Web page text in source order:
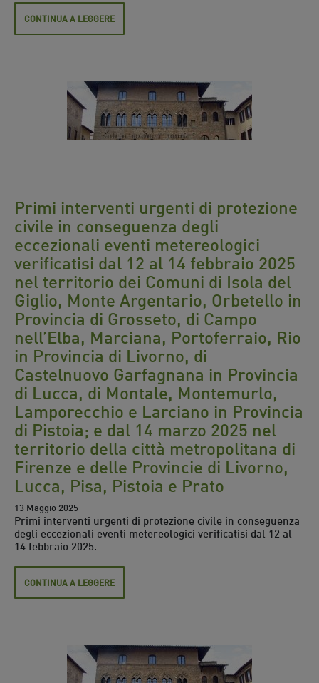
CONTINUA A LEGGERE
Primi interventi urgenti di protezione
civile in conseguenza degli
eccezionali eventi metereologici
verificatisi dal 12 al 14 febbraio 2025
nel territorio dei Comuni di Isola del
Giglio, Monte Argentario, Orbetello in
Provincia di Grosseto, di Campo
nell’Elba, Marciana, Portoferraio, Rio
in Provincia di Livorno, di
Castelnuovo Garfagnana in Provincia
di Lucca, di Montale, Montemurlo,
Lamporecchio e Larciano in Provincia
di Pistoia; e dal 14 marzo 2025 nel
territorio della città metropolitana di
Firenze e delle Provincie di Livorno,
Lucca, Pisa, Pistoia e Prato
13 Maggio 2025
Primi interventi urgenti di protezione civile in conseguenza
degli eccezionali eventi metereologici verificatisi dal 12 al
14 febbraio 2025.
CONTINUA A LEGGERE